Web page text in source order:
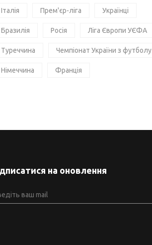
Італія Прем'єр-ліга Українці
Бразилія Росія Ліга Європи УЄФА
Туреччина Чемпіонат України з футболу
Німеччина Франція
на оновлення